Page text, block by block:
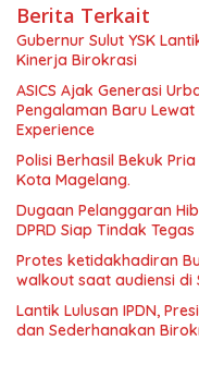
Berita Terkait
Gubernur Sulut YSK Lantik Tiga Pejabat Eselon II, Perkuat
Kinerja Birokrasi
ASICS Ajak Generasi
Pengalaman Baru Lewat
Experience
Polisi Berhasil Bekuk
Kota Magelang.
Dugaan Pelanggaran
DPRD Siap Tindak
Protes ketidakhadiran
walkout saat audiensi di
Lantik Lulusan IPDN,
dan Sederhanakan